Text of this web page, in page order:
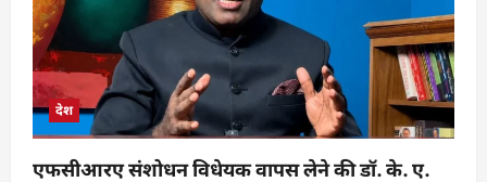
देश
एफसीआरए संशोधन विधेयक वापस लेने की डॉ. के. ए.